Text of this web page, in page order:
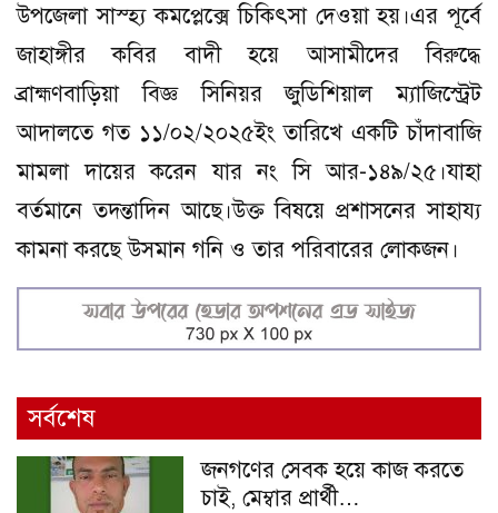
উপজেলা সাস্হ্য কমপ্লেক্সে চিকিৎসা দেওয়া হয়।এর পূর্বে
জাহাঙ্গীর কবির বাদী হয়ে আসামীদের বিরুদ্ধে
ব্রাহ্মণবাড়িয়া বিজ্ঞ সিনিয়র জুডিশিয়াল ম্যাজিস্ট্রেট
আদালতে গত ১১/০২/২০২৫ইং তারিখে একটি চাঁদাবাজি
মামলা দায়ের করেন যার নং সি আর-১৪৯/২৫।যাহা
বর্তমানে তদন্তাদিন আছে।উক্ত বিষয়ে প্রশাসনের সাহায্য
কামনা করছে উসমান গনি ও তার পরিবারের লোকজন।
সর্বশেষ
জনগণের সেবক হয়ে কাজ করতে
চাই, মেম্বার প্রার্থী…